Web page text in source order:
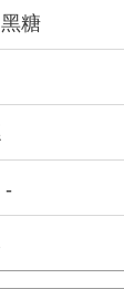
糖
-